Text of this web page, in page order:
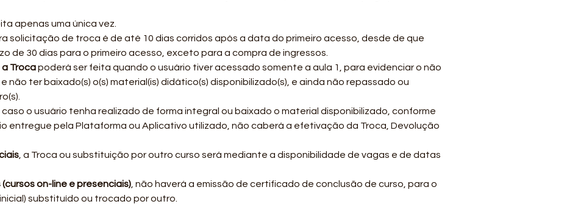
apenas uma única vez.
solicitação de troca é de até 10 dias corridos após a data do primeiro acesso, desde de que
de 30 dias para o primeiro acesso, exceto para a compra de ingressos.
a Trocapoderá ser feita quando o usuário tiver acessado somente a aula 1, para evidenciar o não
não ter baixado(s) o(s) material(is) didático(s) disponibilizado(s), e ainda não repassado ou
, caso o usuário tenha realizado de forma integral ou baixado o material disponibilizado, conforme
entregue pela Plataforma ou Aplicativo utilizado, não caberá a efetivação da Troca, Devolução
, a Troca ou substituição por outro curso será mediante a disponibilidade de vagas e de datas
on-line e presenciais) , não haverá a emissão de certificado de conclusão de curso, para o
substituído ou trocado por outro.